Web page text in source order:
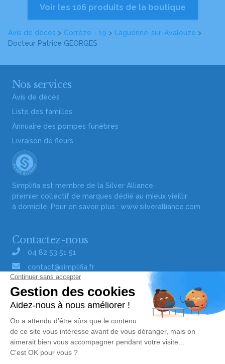
Avis de décès > Corrèze - 19 > Laguenne-sur-Avalouze >
Docteur Patrice GEORGES
Voir les 106 produits de la boutique
Nos services
Avis de décès
Liste des familles
Annuaire des pompes funèbres
Livraison de fleurs
Simplifia est membre de la Silver Alliance,
premier collectif de marques dédié au mieux vieillir
à domicile. Pour en savoir plus : www.silveralliance.com
Contactez-nous
04 82 53 51 51
contact@simplifia.fr
Réseaux sociaux
Liens utiles
Publier un avis de décès